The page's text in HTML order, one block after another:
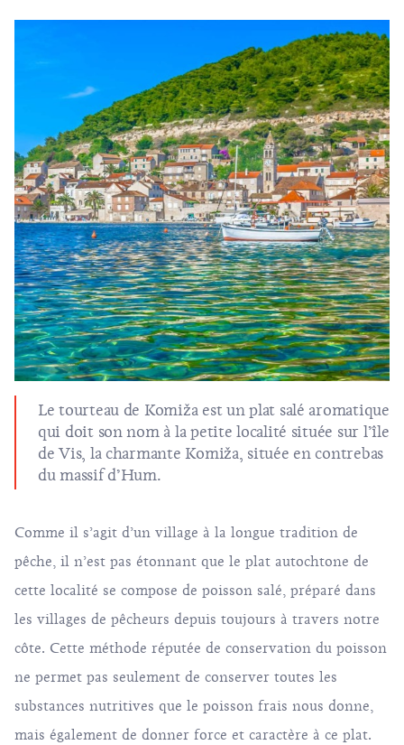
Le tourteau de Komiža est un plat salé aromatique
qui doit son nom à la petite localité située sur l’île
de Vis, la charmante Komiža, située en contrebas
du massif d’Hum.
Comme il s’agit d’un village à la longue tradition de
pêche, il n’est pas étonnant que le plat autochtone de
cette localité se compose de poisson salé, préparé dans
les villages de pêcheurs depuis toujours à travers notre
côte. Cette méthode réputée de conservation du poisson
ne permet pas seulement de conserver toutes les
substances nutritives que le poisson frais nous donne,
mais également de donner force et caractère à ce plat.